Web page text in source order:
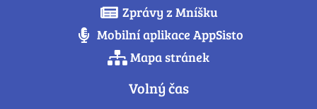
Zprávy z Mníšku
Mobilní aplikace AppSisto
Mapa stránek
Volný čas